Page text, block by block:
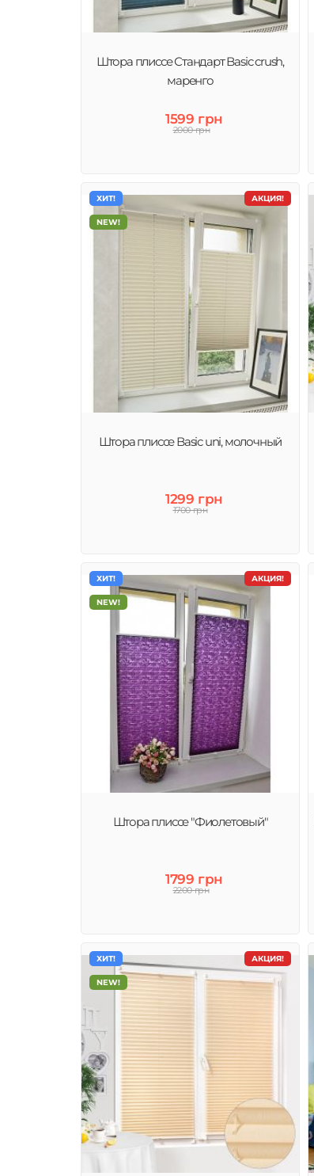
Штора плиссе Стандарт Basic crush,
маренго
1599 грн
2000 грн
АКЦИЯ!
ХИТ!
NEW!
Штора плиссе Basic uni, молочный
1299 грн
1700 грн
АКЦИЯ!
ХИТ!
NEW!
Штора плиссе "Фиолетовый"
1799 грн
2200 грн
АКЦИЯ!
ХИТ!
NEW!